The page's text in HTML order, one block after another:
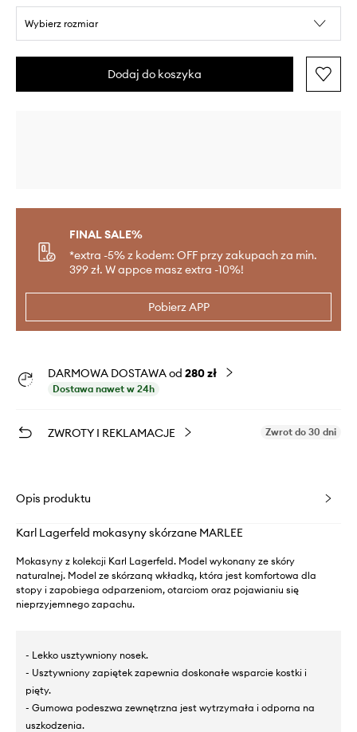
Wybierz rozmiar
Dodaj do koszyka
FINAL SALE%
*extra -5% z kodem: OFF przy zakupach za min.
399 zł. W appce masz extra -10%!
Pobierz APP
DARMOWA DOSTAWA od 280 zł
Dostawa nawet w 24h
ZWROTY I REKLAMACJE Zwrot do 30 dni
Opis produktu
Karl Lagerfeld mokasyny skórzane MARLEE
Mokasyny z kolekcji Karl Lagerfeld. Model wykonany ze skóry
naturalnej. Model ze skórzaną wkładką, która jest komfortowa dla
stopy i zapobiega odparzeniom, otarciom oraz pojawianiu się
nieprzyjemnego zapachu.
- Lekko usztywniony nosek.
- Usztywniony zapiętek zapewnia doskonałe wsparcie kostki i
pięty.
- Gumowa podeszwa zewnętrzna jest wytrzymała i odporna na
uszkodzenia.